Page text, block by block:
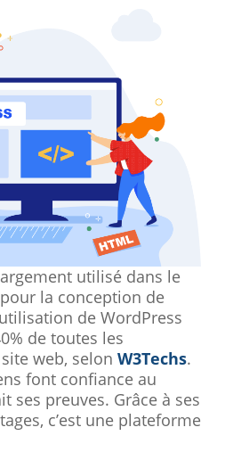
utilisé dans le
la conception de
de WordPress
de toutes les
web, selon W3Techs.
font confiance au
ses preuves. Grâce à ses
c’est une plateforme